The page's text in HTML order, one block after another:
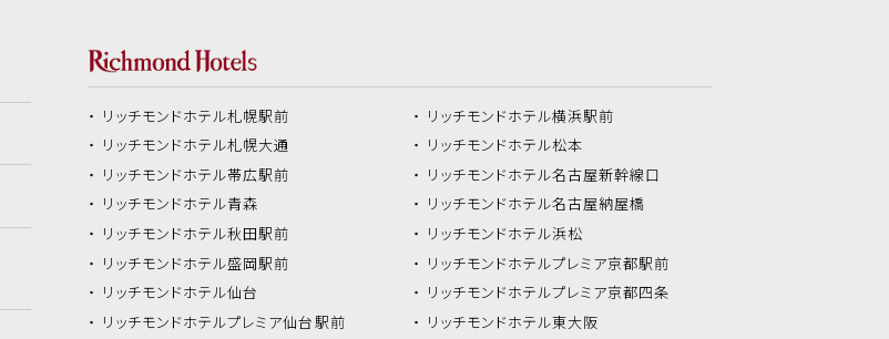
リッチモンドホテル札幌駅前
リッチモンドホテル札幌大通
リッチモンドホテル帯広駅前
リッチモンドホテル青森
リッチモンドホテル秋田駅前
リッチモンドホテル盛岡駅前
リッチモンドホテル仙台
リッチモンドホテルプレミア仙台駅前
リッチモンドホテル横浜駅前
リッチモンドホテル松本
リッチモンドホテル名古屋新幹線口
リッチモンドホテル名古屋納屋橋
リッチモンドホテル浜松
リッチモンドホテルプレミア京都駅前
リッチモンドホテルプレミア京都四条
リッチモンドホテル東大阪